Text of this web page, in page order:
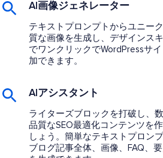
AI画像ジェネレーター
テキストプロンプトからユニー
質な画像を生成し、デザインス
でワンクリックでWordPressサイ
加できます。
AIアシスタント
ライターズブロックを打破し、
品質なSEO最適化コンテンツを
しょう。簡単なテキストプロンプ
ブログ記事全体、画像、FAQ、